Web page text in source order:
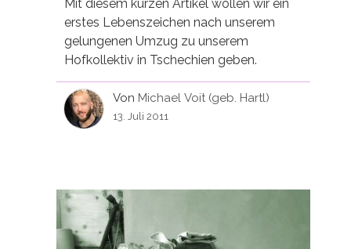
Mit diesem kurzen Artikel wollen wir ein
erstes Lebenszeichen nach unserem
gelungenen Umzug zu unserem
Hofkollektiv in Tschechien geben.
Von Michael Voit (geb. Hartl)
13. Juli 2011